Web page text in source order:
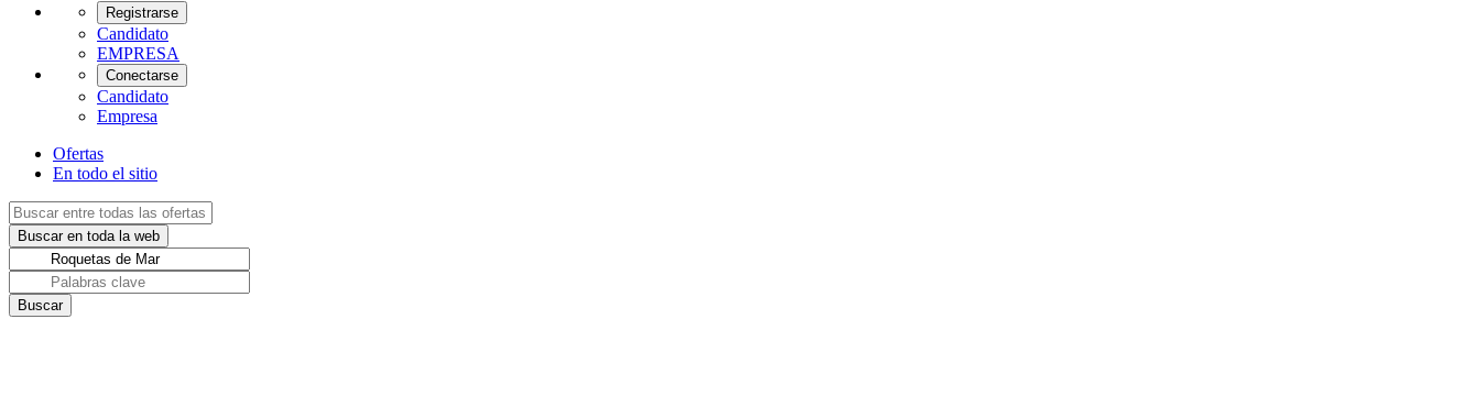
Registrarse
Candidato
EMPRESA
Conectarse
Candidato
Empresa
Ofertas
En todo el sitio